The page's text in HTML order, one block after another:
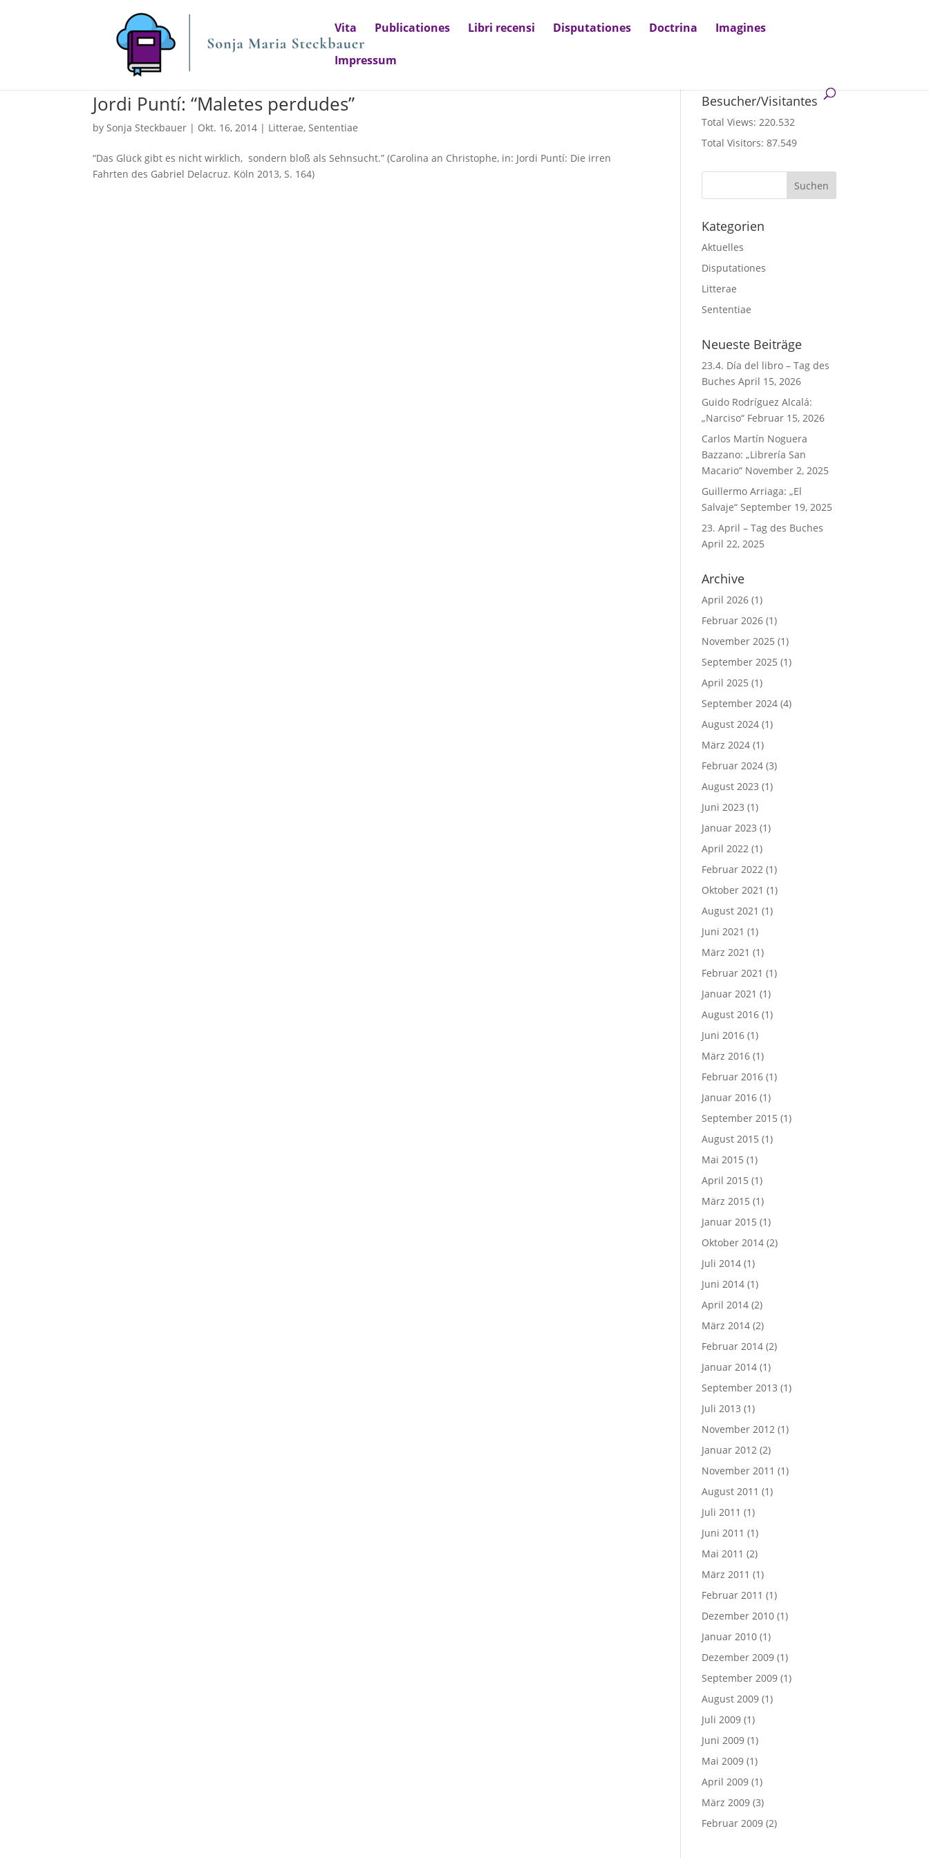
Vita Publicationes Libri recensi Disputationes Doctrina Imagines
Impressum
Jordi Puntí: “Maletes perdudes”
bySonja Steckbauer | Okt. 16, 2014 | Litterae,Sententiae
“Das Glück gibt es nicht wirklich, sondern bloß als Sehnsucht.” (Carolina an Christophe, in: Jordi Puntí: Die irren
Fahrten des Gabriel Delacruz. Köln 2013, S. 164)
Besucher/Visitantes
Total Views:220.532
Total Visitors:87.549
Kategorien
Aktuelles
Disputationes
Litterae
Sententiae
Neueste Beiträge
23.4. Día del libro – Tag des
Buches April 15, 2026
Guido Rodríguez Alcalá:
„Narciso“ Februar 15, 2026
Carlos Martín Noguera
Bazzano: „Librería San
Macario“ November 2, 2025
Guillermo Arriaga: „El
Salvaje“ September 19, 2025
23. April – Tag des Buches
April 22, 2025
Archive
April 2026 (1)
Februar 2026 (1)
November 2025 (1)
September 2025 (1)
April 2025 (1)
September 2024 (4)
August 2024 (1)
März 2024 (1)
Februar 2024 (3)
August 2023 (1)
Juni 2023 (1)
Januar 2023 (1)
April 2022 (1)
Februar 2022 (1)
Oktober 2021 (1)
August 2021 (1)
Juni 2021 (1)
März 2021 (1)
Februar 2021 (1)
Januar 2021 (1)
August 2016 (1)
Juni 2016 (1)
März 2016 (1)
Februar 2016 (1)
Januar 2016 (1)
September 2015 (1)
August 2015 (1)
Mai 2015 (1)
April 2015 (1)
März 2015 (1)
Januar 2015 (1)
Oktober 2014 (2)
Juli 2014 (1)
Juni 2014 (1)
April 2014 (2)
März 2014 (2)
Februar 2014 (2)
Januar 2014 (1)
September 2013 (1)
Juli 2013 (1)
November 2012 (1)
Januar 2012 (2)
November 2011 (1)
August 2011 (1)
Juli 2011 (1)
Juni 2011 (1)
Mai 2011 (2)
März 2011 (1)
Februar 2011 (1)
Dezember 2010 (1)
Januar 2010 (1)
Dezember 2009 (1)
September 2009 (1)
August 2009 (1)
Juli 2009 (1)
Juni 2009 (1)
Mai 2009 (1)
April 2009 (1)
März 2009 (3)
Februar 2009 (2)